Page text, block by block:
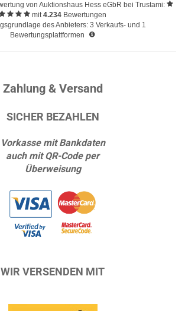
von Auktionshaus Hess eGbR bei Trustami:
mit4.234 Bewertungen
des Anbieters: 3 Verkaufs- und 1
Bewertungsplattformen
Zahlung & Versand
SICHER BEZAHLEN
Vorkasse mit Bankdaten
auch mit QR-Code per
Überweisung
WIR VERSENDEN MIT